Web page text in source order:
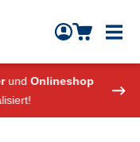
undOnlineshop